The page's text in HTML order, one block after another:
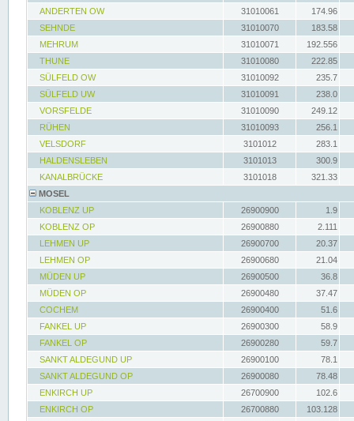
ANDERTEN OW
31010061
174.96
SEHNDE
31010070
183.58
MEHRUM
31010071
192.556
THUNE
31010080
222.85
SÜLFELD OW
31010092
235.7
SÜLFELD UW
31010091
238.0
VORSFELDE
31010090
249.12
RÜHEN
31010093
256.1
VELSDORF
3101012
283.1
HALDENSLEBEN
3101013
300.9
KANALBRÜCKE
3101018
321.33
MOSEL
KOBLENZ UP
26900900
1.9
KOBLENZ OP
26900880
2.111
LEHMEN UP
26900700
20.37
LEHMEN OP
26900680
21.04
MÜDEN UP
26900500
36.8
MÜDEN OP
26900480
37.47
COCHEM
26900400
51.6
FANKEL UP
26900300
58.9
FANKEL OP
26900280
59.7
SANKT ALDEGUND UP
26900100
78.1
SANKT ALDEGUND OP
26900080
78.48
ENKIRCH UP
26700900
102.6
ENKIRCH OP
26700880
103.128